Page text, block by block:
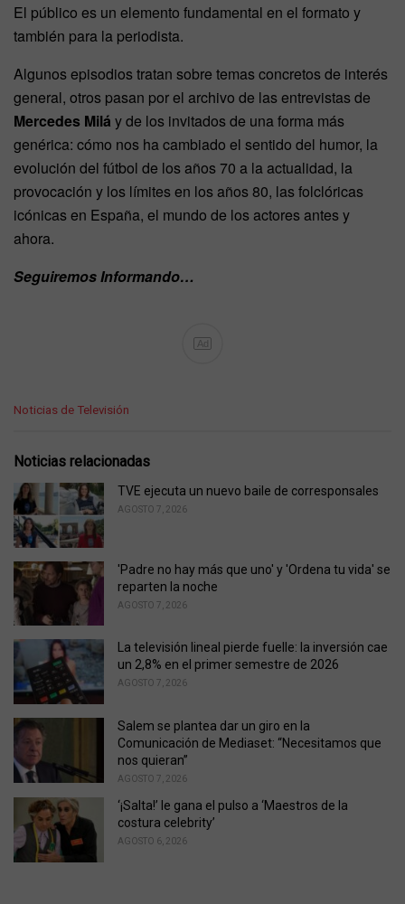
El público es un elemento fundamental en el formato y
también para la periodista.
Algunos episodios tratan sobre temas concretos de interés
general, otros pasan por el archivo de las entrevistas de
Mercedes Milá y de los invitados de una forma más
genérica: cómo nos ha cambiado el sentido del humor, la
evolución del fútbol de los años 70 a la actualidad, la
provocación y los límites en los años 80, las folclóricas
icónicas en España, el mundo de los actores antes y
ahora.
Seguiremos Informando…
Ad
C
e
o
r
i
e
:
Noticias de Televisión
Noticias relacionadas
TVE ejecuta un nuevo baile de corresponsales
AGOSTO 7, 2026
'Padre no hay más que uno' y 'Ordena tu vida' se
reparten la noche
AGOSTO 7, 2026
La televisión lineal pierde fuelle: la inversión cae
un 2,8% en el primer semestre de 2026
AGOSTO 7, 2026
Salem se plantea dar un giro en la
Comunicación de Mediaset: “Necesitamos que
nos quieran”
AGOSTO 7, 2026
‘¡Salta!’ le gana el pulso a ‘Maestros de la
costura celebrity’
AGOSTO 6, 2026